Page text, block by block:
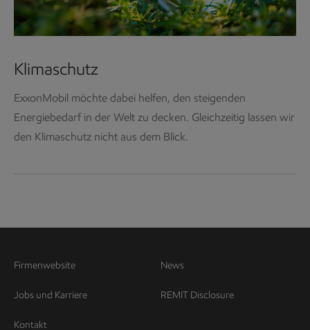
Klimaschutz
ExxonMobil möchte dabei helfen, den steigenden
Energiebedarf in der Welt zu decken. Gleichzeitig lassen wir
den Klimaschutz nicht aus dem Blick.
Firmenwebsite
Jobs und Karriere
Kontakt
News
REMIT Disclosure